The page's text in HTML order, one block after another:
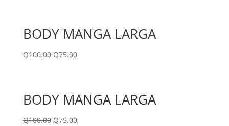
BODY MANGA LARGA
Q100.00 Q75.00
BODY MANGA LARGA
Q100.00 Q75.00